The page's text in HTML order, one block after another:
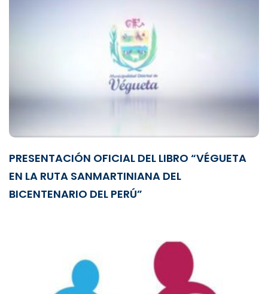
PRESENTACIÓN OFICIAL DEL LIBRO “VÉGUETA
EN LA RUTA SANMARTINIANA DEL
BICENTENARIO DEL PERÚ”